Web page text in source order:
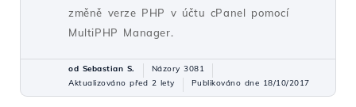
změně verze PHP v účtu cPanel pomocí
MultiPHP Manager.
od Sebastian S.
Názory 3081
Aktualizováno před 2 lety
Publikováno dne 18/10/2017